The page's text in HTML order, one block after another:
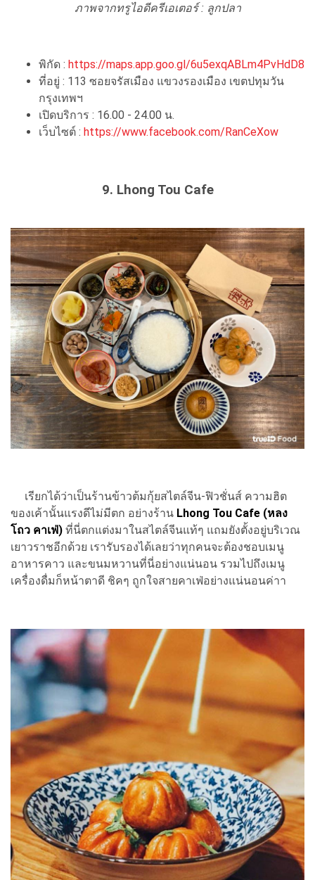
ภาพจากทรูไอดีครีเอเตอร์ : ลูกปลา
พิกัด : https://maps.app.goo.gl/6u5exqABLm4PvHdD8
ที่อยู่ : 113 ซอยจรัสเมือง แขวงรองเมือง เขตปทุมวัน
กรุงเทพฯ
เปิดบริการ : 16.00 - 24.00 น.
เว็บไซต์ : https://www.facebook.com/RanCeXow
9. Lhong Tou Cafe
เรียกได้ว่าเป็นร้านข้าวต้มกุ้ยสไตล์จีน-ฟิวชั่นส์ ความฮิต
ของเค้านั้นแรงดีไม่มีตก อย่างร้าน Lhong Tou Cafe (หลง
โถว คาเฟ่) ที่นี่ตกแต่งมาในสไตล์จีนแท้ๆ แถมยังตั้งอยู่บริเวณ
เยาวราชอีกด้วย เรารับรองได้เลยว่าทุกคนจะต้องชอบเมนู
อาหารคาว และขนมหวานที่นี่อย่างแน่นอน รวมไปถึงเมนู
เครื่องดื่มก็หน้าตาดี ชิคๆ ถูกใจสายคาเฟ่อย่างแน่นอนค่าา